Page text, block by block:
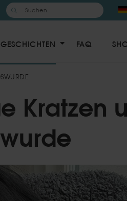
Suchen
nach:
FAQ
Kratzen